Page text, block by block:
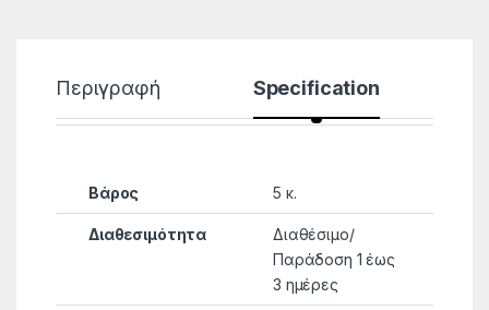
Περιγραφή Specification
Βάρος 5 κ.
Διαθεσιμότητα
Διαθέσιμο/
Παράδοση 1 έως
3 ημέρες